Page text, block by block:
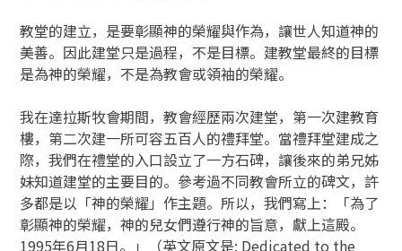
教堂的建立，是要彰顯神的榮耀與作為，讓世人知道神的
美善。因此建堂只是過程，不是目標。建教堂最終的目標
是為神的榮耀，不是為教會或領袖的榮耀。
我在達拉斯牧會期間，教會經歷兩次建堂，第一次建教育
樓，第二次建一所可容五百人的禮拜堂。當禮拜堂建成之
際，我們在禮堂的入口設立了一方石碑，讓後來的弟兄姊
妹知道建堂的主要目的。參考過不同教會所立的碑文，許
多都是以「神的榮耀」作主題。所以，我們寫上：「為了
彰顯神的榮耀，神的兒女們遵行神的旨意，獻上這殿。
1995年6月18日。」（英文原文是: Dedicated to the